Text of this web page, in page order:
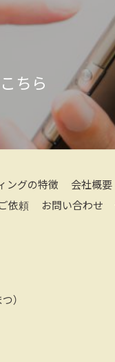
ちら
ングの特徴 会社概要
依頼
お問い合わせ
）